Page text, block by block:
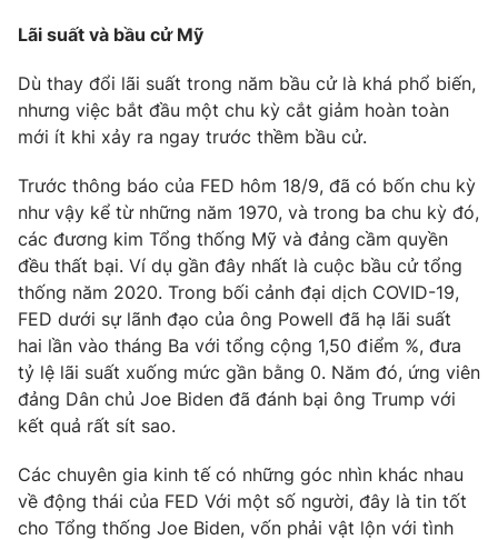
Lãi suất và bầu cử Mỹ
Dù thay đổi lãi suất trong năm bầu cử là khá phổ biến,
nhưng việc bắt đầu một chu kỳ cắt giảm hoàn toàn
mới ít khi xảy ra ngay trước thềm bầu cử.
Trước thông báo của FED hôm 18/9, đã có bốn chu kỳ
như vậy kể từ những năm 1970, và trong ba chu kỳ đó,
các đương kim Tổng thống Mỹ và đảng cầm quyền
đều thất bại. Ví dụ gần đây nhất là cuộc bầu cử tổng
thống năm 2020. Trong bối cảnh đại dịch COVID-19,
FED dưới sự lãnh đạo của ông Powell đã hạ lãi suất
hai lần vào tháng Ba với tổng cộng 1,50 điểm %, đưa
tỷ lệ lãi suất xuống mức gần bằng 0. Năm đó, ứng viên
đảng Dân chủ Joe Biden đã đánh bại ông Trump với
kết quả rất sít sao.
Các chuyên gia kinh tế có những góc nhìn khác nhau
về động thái của FED Với một số người, đây là tin tốt
cho Tổng thống Joe Biden, vốn phải vật lộn với tình